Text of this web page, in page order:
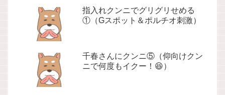
指入れクンニでグリグリせめる
①（Gスポット＆ポルチオ刺激）
千春さんにクンニ⑤（仰向けクン
ニで何度もイクー！😆）